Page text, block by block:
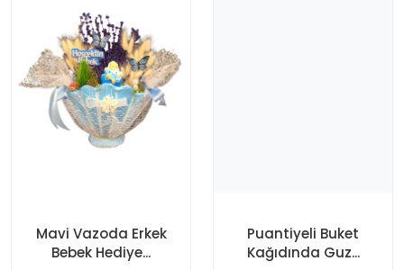
Mavi Vazoda Erkek
Bebek Hediye...
Puantiyeli Buket
Kağıdında Guz...